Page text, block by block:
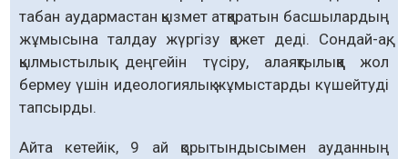
табан аудармастан қызмет атқаратын басшылардың
жұмысына талдау жүргізу қажет деді. Сондай-ақ,
қылмыстылық деңгейін түсіру, алаяқтылыққа жол
бермеу үшін идеологиялық жұмыстарды күшейтуді
тапсырды.
Айта кетейік, 9 ай қорытындысымен ауданның